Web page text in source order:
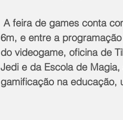
6m, e entre a
do videogame, oficina de
Jedi e da Escola de
gamificação na educação,